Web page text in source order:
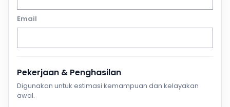
Email
Pekerjaan & Penghasilan
Digunakan untuk estimasi kemampuan dan kelayakan
awal.